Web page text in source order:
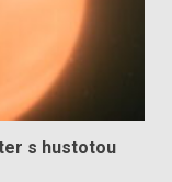
s hustotou